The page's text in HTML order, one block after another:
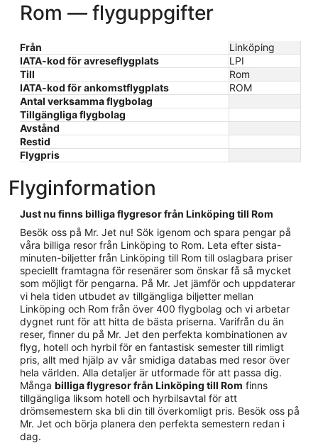
Rom — flyguppgifter
Från
Linköping
IATA-kod för avreseflygplats
LPI
Till
Rom
IATA-kod för ankomstflygplats
ROM
Antal verksamma flygbolag
Tillgängliga flygbolag
Avstånd
Restid
Flygpris
Flyginformation
Just nu finns billiga flygresor från Linköping till Rom
Besök oss på Mr. Jet nu! Sök igenom och spara pengar på
våra billiga resor från Linköping to Rom. Leta efter sista-
minuten-biljetter från Linköping till Rom till oslagbara priser
speciellt framtagna för resenärer som önskar få så mycket
som möjligt för pengarna. På Mr. Jet jämför och uppdaterar
vi hela tiden utbudet av tillgängliga biljetter mellan
Linköping och Rom från över 400 flygbolag och vi arbetar
dygnet runt för att hitta de bästa priserna. Varifrån du än
reser, finner du på Mr. Jet den perfekta kombinationen av
flyg, hotell och hyrbil för en fantastisk semester till rimligt
pris, allt med hjälp av vår smidiga databas med resor över
hela världen. Alla detaljer är utformade för att passa dig.
Många billiga flygresor från Linköping till Rom finns
tillgängliga liksom hotell och hyrbilsavtal för att
drömsemestern ska bli din till överkomligt pris. Besök oss på
Mr. Jet och börja planera den perfekta semestern redan i
dag.